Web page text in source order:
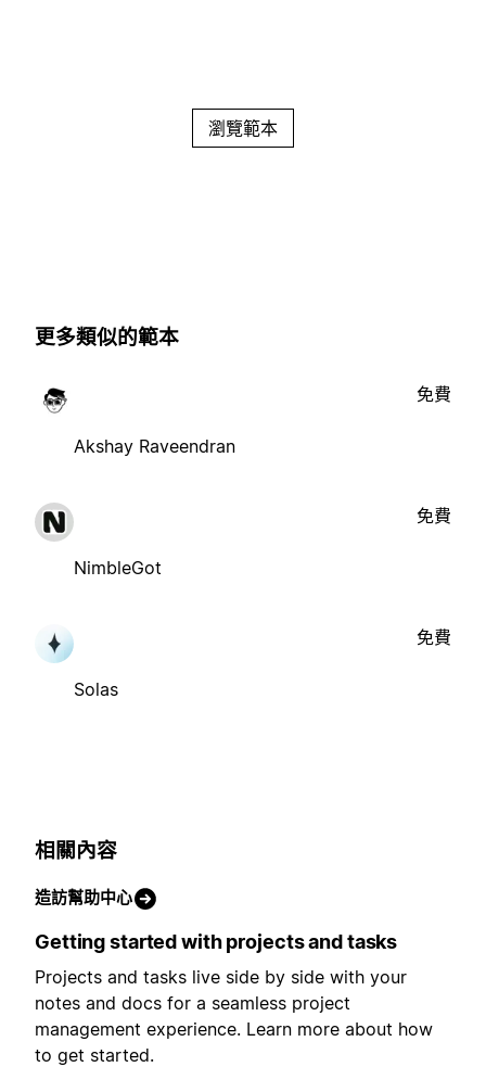
瀏覽範本
更多類似的範本
Akshay Raveendran
免費
NimbleGot
免費
Solas
免費
相關內容
造訪幫助中心
Getting started with projects and tasks
Projects and tasks live side by side with your
notes and docs for a seamless project
management experience. Learn more about how
to get started.